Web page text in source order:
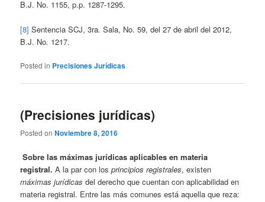
B.J. No. 1155, p.p. 1287-1295.
[8] Sentencia SCJ, 3ra. Sala, No. 59, del 27 de abril del 2012,
B.J. No. 1217.
Posted in Precisiones Jurídicas
(Precisiones jurídicas)
Posted onNoviembre 8, 2016
Sobre las máximas jurídicas aplicables en materia
registral. A la par con losprincipios registrales, existen
máximas jurídicas del derecho que cuentan con aplicabilidad en
materia registral. Entre las más comunes está aquella que reza: